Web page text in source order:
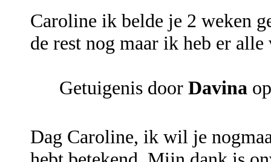
Caroline ik belde je 2 weken
de rest nog maar ik heb er
Getuigenis door Davina
Dag Caroline, ik wil je